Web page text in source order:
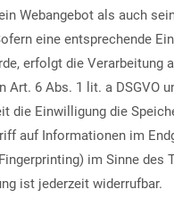
Webangebot als auch
eine entsprechende
erfolgt die Verarbeitung
Art. 6 Abs. 1 lit. a DSGVO
die Einwilligung die
auf Informationen im
im Sinne des
ist jederzeit widerrufbar.